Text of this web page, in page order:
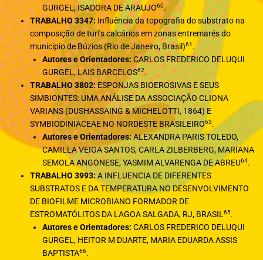
GURGEL, ISADORA DE ARAUJO60.
TRABALHO 3347: Influência da topografia do substrato na
composição de turfs calcários em zonas entremarés do
município de Búzios (Rio de Janeiro, Brasil)61 .
Autores e Orientadores: CARLOS FREDERICO DELUQUI
GURGEL, LAIS BARCELOS62.
TRABALHO 3802:ESPONJAS BIOEROSIVAS E SEUS
SIMBIONTES: UMA ANÁLISE DA ASSOCIAÇÃO CLIONA
VARIANS (DUSHASSAING & MICHELOTTI, 1864) E
SYMBIODINIACEAE NO NORDESTE BRASILEIRO63.
Autores e Orientadores:ALEXANDRA PARIS TOLEDO,
CAMILLA VEIGA SANTOS, CARLA ZILBERBERG, MARIANA
SEMOLA ANGONESE, YASMIM ALVARENGA DE ABREU64.
TRABALHO 3993:A INFLUENCIA DE DIFERENTES
SUBSTRATOS E DA TEMPERATURA NO DESENVOLVIMENTO
DE BIOFILME MICROBIANO FORMADOR DE
ESTROMATÓLITOS DA LAGOA SALGADA, RJ, BRASIL65.
Autores e Orientadores: CARLOS FREDERICO DELUQUI
GURGEL, HEITOR M DUARTE, MARIA EDUARDA ASSIS
BAPTISTA66.